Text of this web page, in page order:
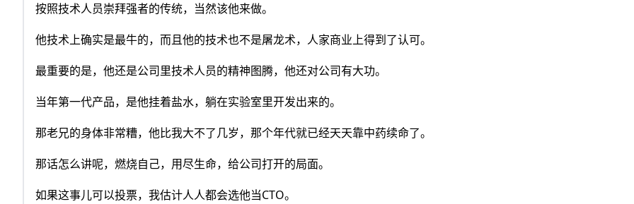
按照技术人员崇拜强者的传统，当然该他来做。
他技术上确实是最牛的，而且他的技术也不是屠龙术，人家商业上得到了认可。
最重要的是，他还是公司里技术人员的精神图腾，他还对公司有大功。
当年第一代产品，是他挂着盐水，躺在实验室里开发出来的。
那老兄的身体非常糟，他比我大不了几岁，那个年代就已经天天靠中药续命了。
那话怎么讲呢，燃烧自己，用尽生命，给公司打开的局面。
如果这事儿可以投票，我估计人人都会选他当CTO。